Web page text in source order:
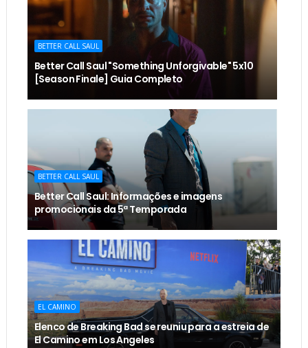
BETTER CALL SAUL
Better Call Saul "Something Unforgivable" 5x10
[Season Finale] Guia Completo
BETTER CALL SAUL
Better Call Saul: Informações e imagens
promocionais da 5ª Temporada
EL CAMINO
Elenco de Breaking Bad se reuniu para a estreia de
El Camino em Los Angeles